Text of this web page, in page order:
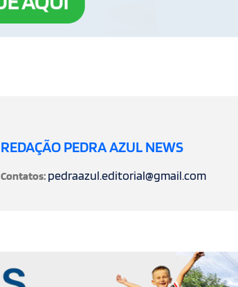
REDAÇÃO PEDRA AZUL NEWS
Contatos: pedraazul.editorial@gmail.com